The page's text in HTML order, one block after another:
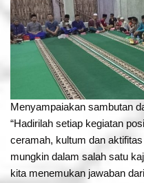
Menyampaiakan sambutan
“Hadirilah setiap kegiatan
ceramah, kultum dan
mungkin dalam salah satu
kita menemukan jawaban